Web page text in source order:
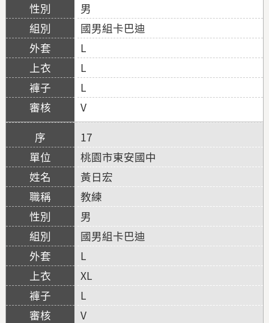
男
國男組卡巴迪
L
L
L
V
17
桃園市東安國中
黃日宏
教練
男
國男組卡巴迪
L
XL
L
V